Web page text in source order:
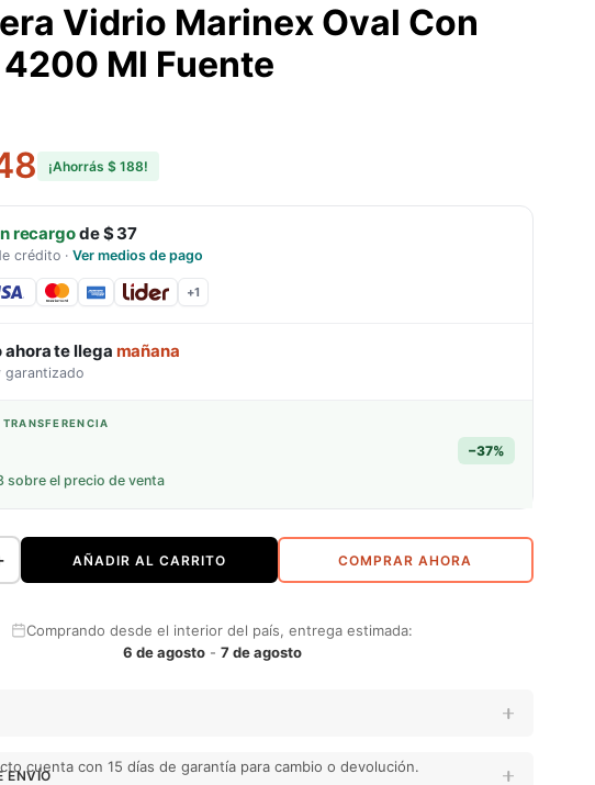
Vidrio Marinex Oval Con
Ml Fuente
¡Ahorrás $ 188!
recargode$ 37
crédito · Ver medios de pago
+1
ahora te llega mañana
garantizado
TRANSFERENCIA
−37%
sobre el precio de venta
AÑADIR AL CARRITO COMPRAR AHORA
Comprando desde el interior del país, entrega estimada:
6 de agosto- 7 de agosto
cuenta con 15 días de garantía para cambio o devolución.
ENVÍO